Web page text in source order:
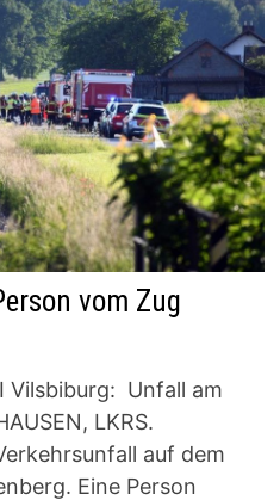
vom Zug
Vilsbiburg: Unfall am
LKRS.
auf dem
Eine Person